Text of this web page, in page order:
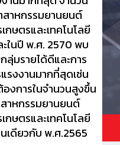
าหกรรมยานยนต์
ษตรและเทคโนโลยี
ในปี พ.ศ. 2570 พบ
ลุ่มรายได้ดีและการ
รงงานมากที่สุดเช่น
งการในจำนวนสูงขึ้น
าหกรรมยานยนต์
ษตรและเทคโนโลยี
เดียวกับ พ.ศ.2565